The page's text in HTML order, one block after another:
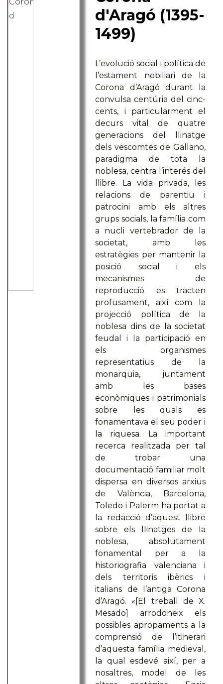
d'Aragó (1395-
1499)
L’evolució social i política de
l’estament nobiliari de la
Corona d’Aragó durant la
convulsa centúria del cinc-
cents, i particularment el
decurs vital de quatre
generacions del llinatge
dels vescomtes de Gallano,
paradigma de tota la
noblesa, centra l’interés del
llibre. La vida privada, les
relacions de parentiu i
patrocini amb els altres
grups socials, la família com
a nucli vertebrador de la
societat, amb les
estratègies per mantenir la
posició social i els
mecanismes de
reproducció es tracten
profusament, així com la
projecció política de la
noblesa dins de la societat
feudal i la participació en
els organismes
representatius de la
monarquia, juntament
amb les bases
econòmiques i patrimonials
sobre les quals es
fonamentava el seu poder i
la riquesa. La important
recerca realitzada per tal
de trobar una
documentació familiar molt
dispersa en diversos arxius
de València, Barcelona,
Toledo i Palerm ha portat a
la redacció d’aquest llibre
sobre els llinatges de la
noblesa, absolutament
fonamental per a la
historiografia valenciana i
dels territoris ibèrics i
italians de l’antiga Corona
d’Aragó. «[El treball de X.
Mesado] arrodoneix els
possibles apropaments a la
comprensió de l’itinerari
d’aquesta família medieval,
la qual esdevé així, per a
nosaltres, model de les